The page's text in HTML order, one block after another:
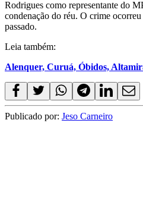
Rodrigues como representante do
condenação do réu. O crime
passado.
Leia também:
Alenquer, Curuá, Óbidos,
Publicado por: Jeso Carneiro